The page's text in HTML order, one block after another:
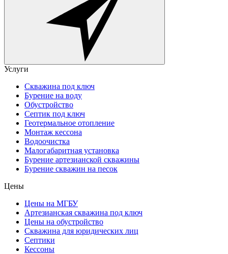
Услуги
Скважина под ключ
Бурение на воду
Обустройство
Септик под ключ
Геотермальное отопление
Монтаж кессона
Водоочистка
Малогабаритная установка
Бурение артезианской скважины
Бурение скважин на песок
Цены
Цены на МГБУ
Артезианская скважина под ключ
Цены на обустройство
Скважина для юридических лиц
Септики
Кессоны